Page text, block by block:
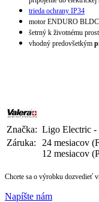
trieda ochrany IP34
motor ENDURO BLDC
šetrný k životnému
vhodný predovšetkým
Značka: Ligo Electric -
Záruka:
24 mesiacov
12 mesiacov
Chcete sa o výrobku dozvedieť
Napíšte nám